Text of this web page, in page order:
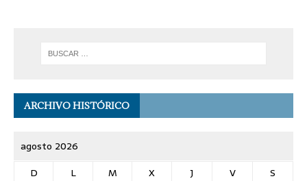
ARCHIVO HISTÓRICO
agosto 2026
D
L M X J V
S